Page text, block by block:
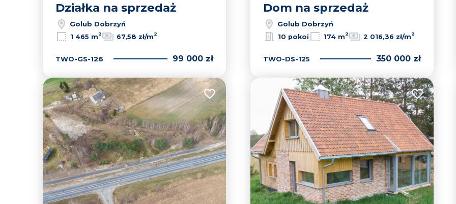
Działka na sprzedaż
Golub Dobrzyń
1 465 m2 67,58 zł/m2
TWO-GS-126 99 000 zł
Dom na sprzedaż
Golub Dobrzyń
10 pokoi 174 m2 2 016,36 zł/m2
TWO-DS-125 350 000 zł
Dodaj do ulubionych Dodaj do